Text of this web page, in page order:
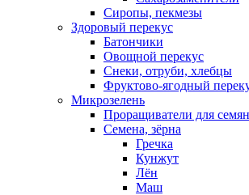
Сиропы, пекмезы
Здоровый перекус
Батончики
Овощной перекус
Снеки, отруби, хлебцы
Фруктово-ягодный
Микрозелень
Проращиватели для семян
Семена, зёрна
Гречка
Кунжут
Лён
Маш